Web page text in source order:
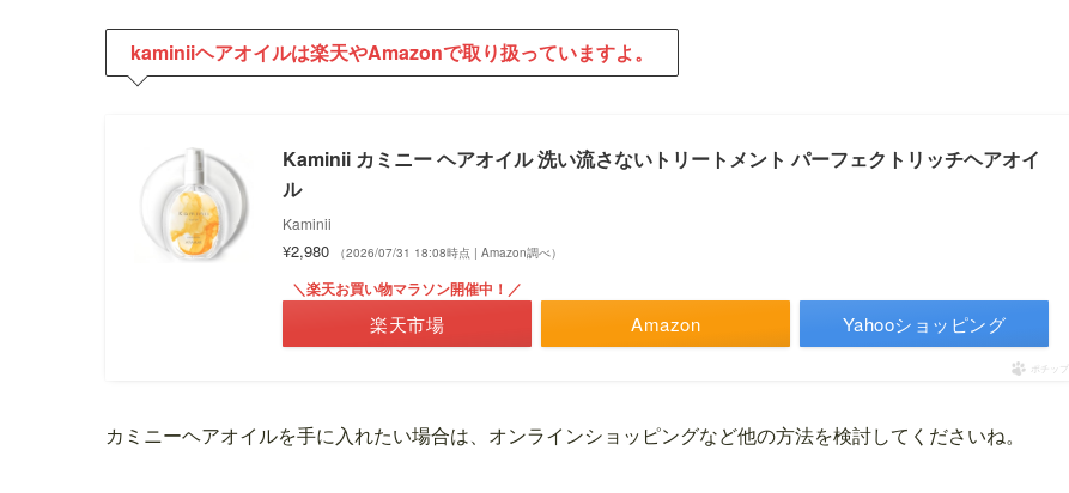
kaminiiヘアオイルは楽天やAmazonで取り扱っていますよ。
Kaminii カミニー ヘアオイル 洗い流さないトリートメント パーフェクトリッチヘアオイ
ル
Kaminii
¥2,980 （2026/07/31 18:08時点 | Amazon調べ）
Amazon
＼楽天お買い物マラソン開催中！／
楽天市場 Yahooショッピング
ポチップ
カミニーヘアオイルを手に入れたい場合は、オンラインショッピングなど他の方法を検討してくださいね。